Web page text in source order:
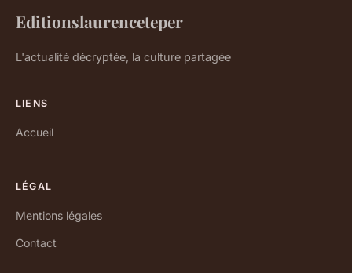
Editionslaurenceteper
L'actualité décryptée, la culture partagée
LIENS
Accueil
LÉGAL
Mentions légales
Contact